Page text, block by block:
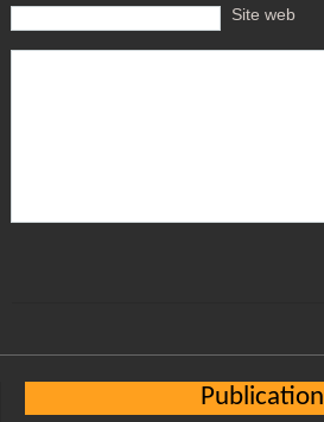
Site web
Publication